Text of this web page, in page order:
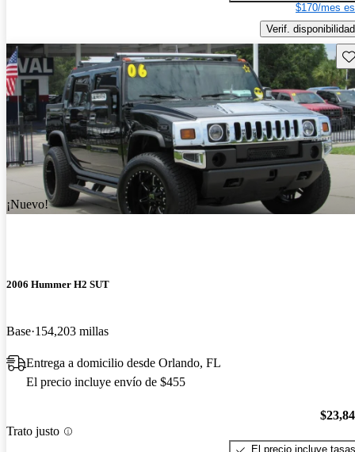
$170/mes
Verif. disponibilidad
¡Nuevo!
2006 Hummer H2 SUT
Base 154,203 millas
Entrega a domicilio desde Orlando, FL
El precio incluye envío de $455
Trato justo
El precio incluye tasas